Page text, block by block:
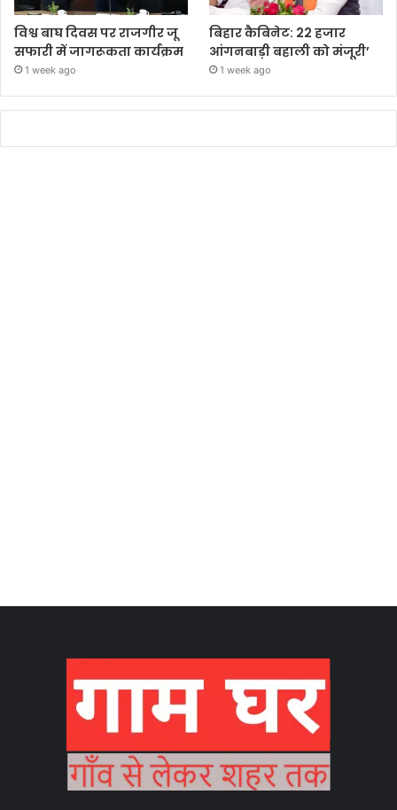
विश्व बाघ दिवस पर राजगीर जू
सफारी में जागरूकता कार्यक्रम
1 week ago
बिहार कैबिनेट: 22 हजार
आंगनबाड़ी बहाली को मंजूरी’
1 week ago